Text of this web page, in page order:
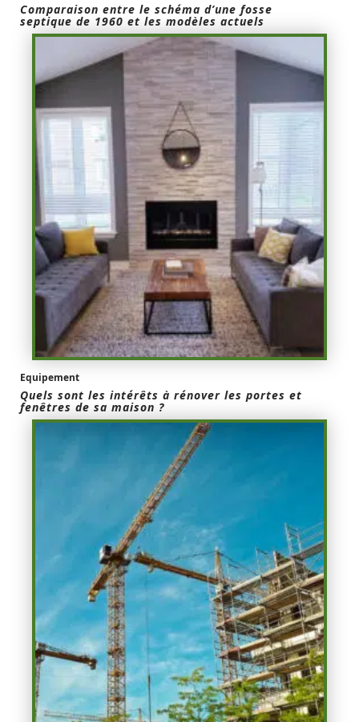
Comparaison entre le schéma d’une fosse
septique de 1960 et les modèles actuels
Equipement
Quels sont les intérêts à rénover les portes et
fenêtres de sa maison ?